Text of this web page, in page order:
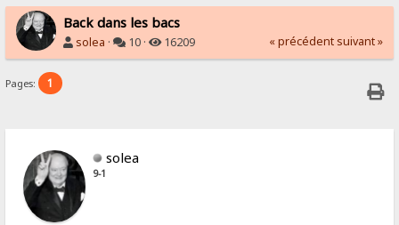
Back dans les bacs
solea · 10 · 16209 « précédent suivant »
Pages: 1
solea
9-1